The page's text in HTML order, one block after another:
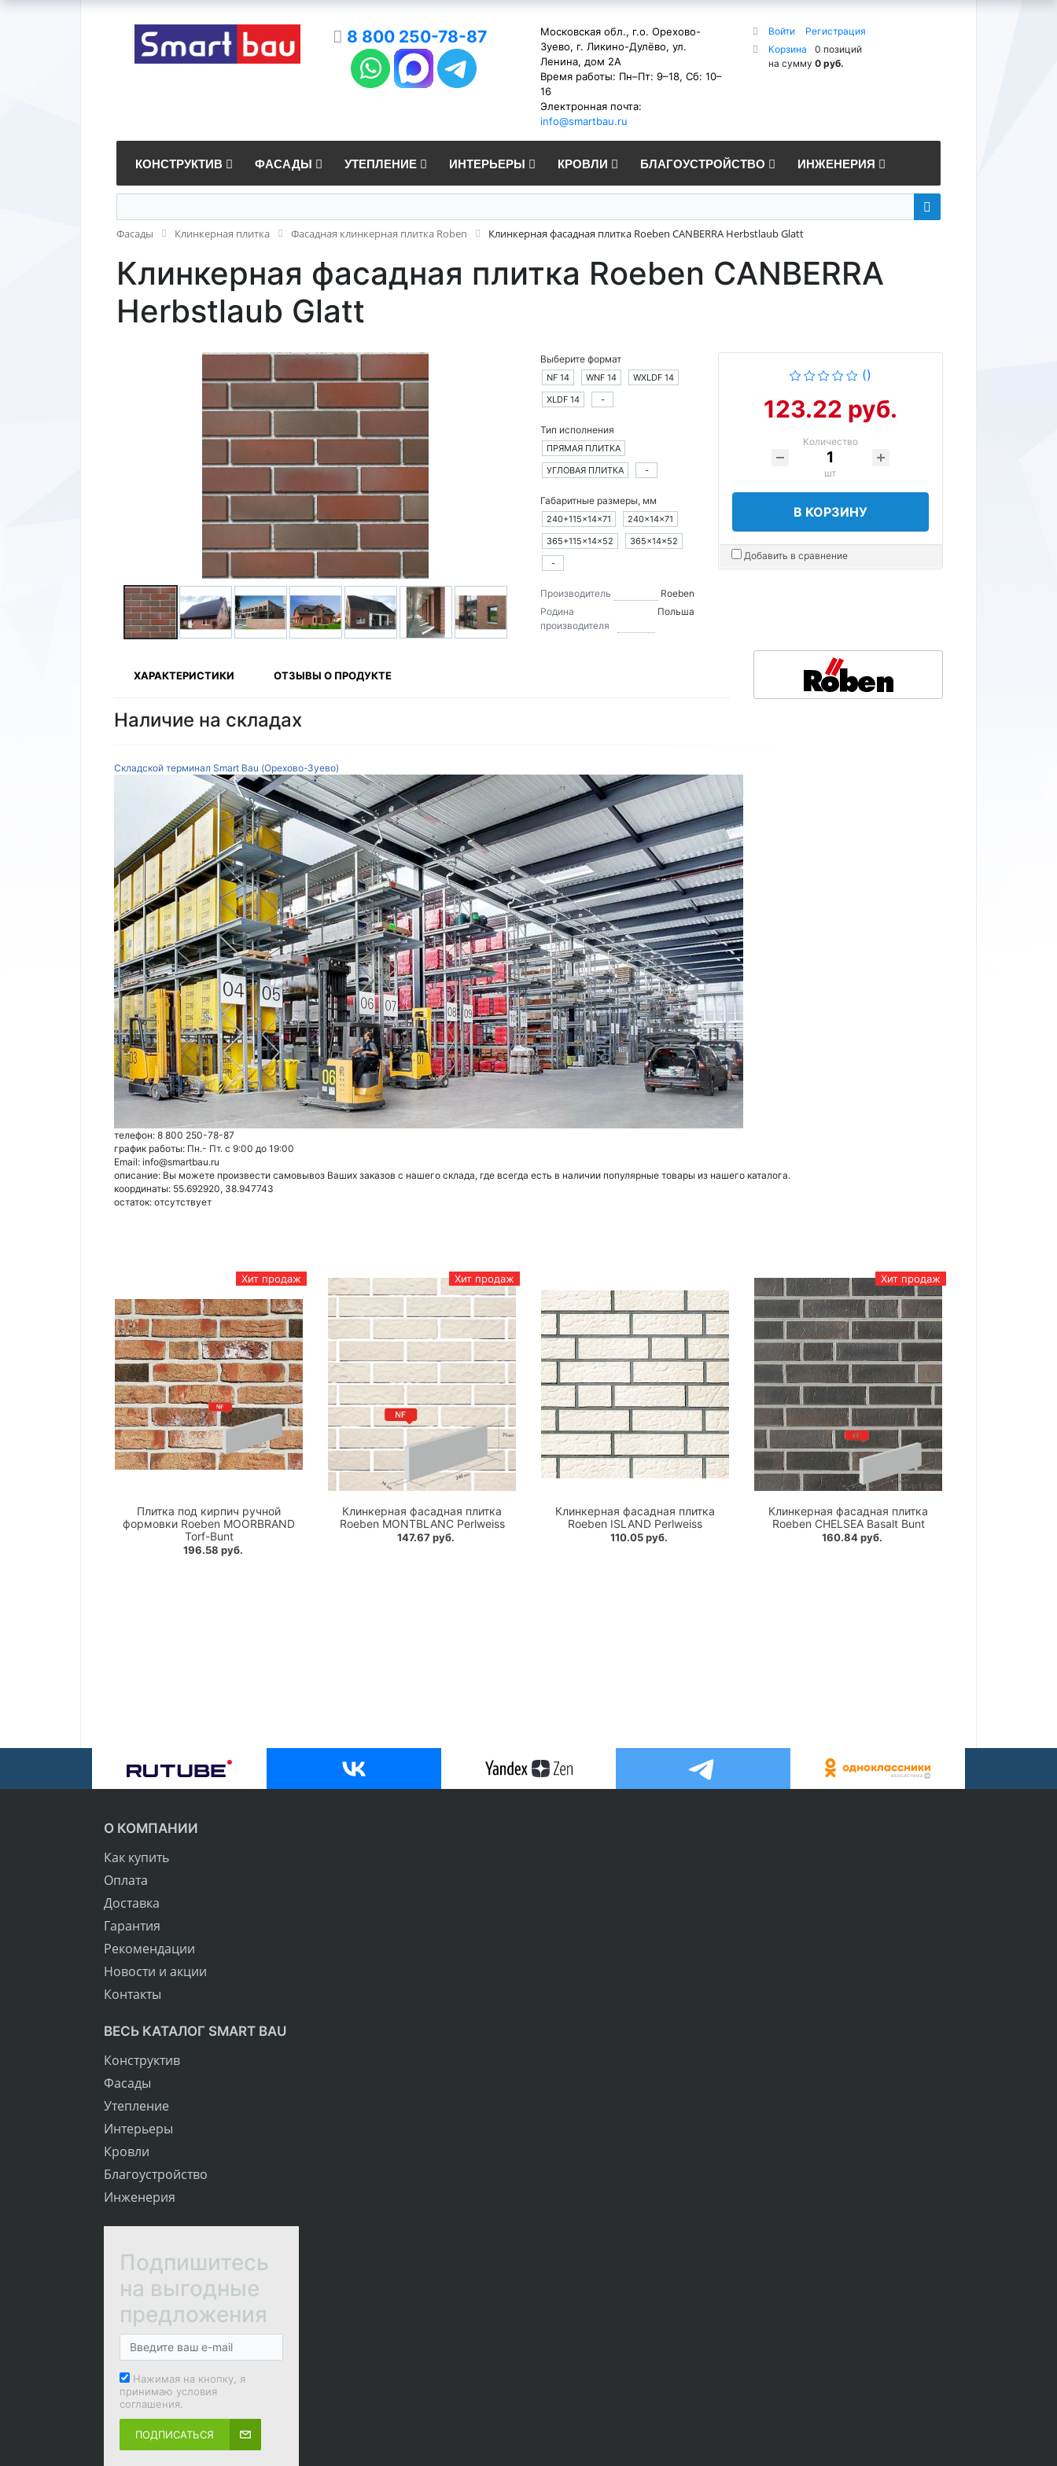
8 800 250-78-87
Московская обл., г.о. Орехово-
Зуево, г. Ликино-Дулёво, ул.
Ленина, дом 2А
Время работы: Пн–Пт: 9–18, Сб: 10–
16
Электронная почта:
info@smartbau.ru
Войти
Регистрация
Корзина
0 позиций
на сумму 0 руб.
КОНСТРУКТИВ ФАСАДЫ УТЕПЛЕНИЕ ИНТЕРЬЕРЫ КРОВЛИ БЛАГОУСТРОЙСТВО ИНЖЕНЕРИЯ
Фасады Клинкерная плитка Фасадная клинкерная плитка Roben Клинкерная фасадная плитка Roeben CANBERRA Herbstlaub Glatt
Клинкерная фасадная плитка Roeben CANBERRA
Herbstlaub Glatt
Выберите формат
NF 14 WNF 14
WXLDF 14
XLDF 14
-
Тип исполнения
ПРЯМАЯ ПЛИТКА
УГЛОВАЯ ПЛИТКА
-
Габаритные размеры, мм
240+115×14×71
240×14×71
365+115×14×52
365×14×52
-
Производитель
Roeben
Родина
производителя
Польша
()
123.22 руб.
Количество
шт
В КОРЗИНУ
Добавить в сравнение
ХАРАКТЕРИСТИКИ ОТЗЫВЫ О ПРОДУКТЕ
Наличие на складах
Складской терминал Smart Bau (Орехово-Зуево)
телефон: 8 800 250-78-87
график работы: Пн.- Пт. с 9:00 до 19:00
Email: info@smartbau.ru
описание: Вы можете произвести самовывоз Ваших заказов с нашего склада, где всегда есть в наличии популярные товары из нашего каталога.
координаты: 55.692920, 38.947743
остаток: отсутствует
Хит продаж
Плитка под кирпич ручной
формовки Roeben MOORBRAND
Torf-Bunt
196.58 руб.
Хит продаж
Клинкерная фасадная плитка
Roeben MONTBLANC Perlweiss
147.67 руб.
Клинкерная фасадная плитка
Roeben ISLAND Perlweiss
110.05 руб.
Хит продаж
Клинкерная фасадная плитка
Roeben CHELSEA Basalt Bunt
160.84 руб.
О КОМПАНИИ
Как купить
Оплата
Доставка
Гарантия
Рекомендации
Новости и акции
Контакты
ВЕСЬ КАТАЛОГ SMART BAU
Конструктив
Фасады
Утепление
Интерьеры
Кровли
Благоустройство
Инженерия
Подпишитесь
на выгодные
предложения
Нажимая на кнопку, я
принимаю условия
соглашения.
ПОДПИСАТЬСЯ